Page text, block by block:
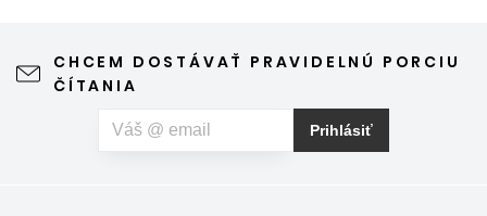
leto naplno. Kvalitná sieťka na hmyz zároveň nijako neruší
výhľad z okna ani vzhľad domu, vyžaduje len minimálnu
vás okrem hmyzu trápia aj peľové alergie, môžete zvoliť
špeciálnu sieť proti peľu, ktorá pomáha obmedziť
CHCEM DOSTÁVAŤ PRAVIDELNÚ PORCIU
ČÍTANIA
Prihlásiť